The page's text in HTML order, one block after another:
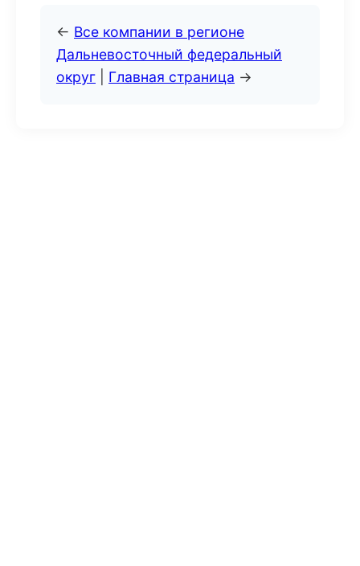
← Все компании в регионе
Дальневосточный федеральный
округ
Главная страница →